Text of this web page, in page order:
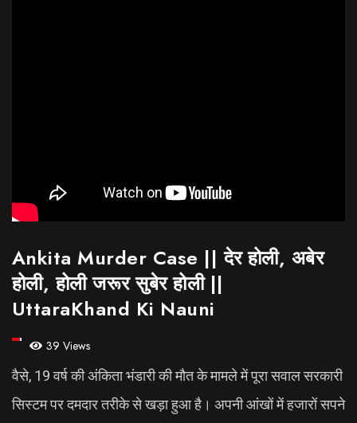
Ankita Murder Case || देर होली, अबेर
होली, होली जरूर सुबेर होली ||
UttaraKhand Ki Nauni
39 Views
वैसे, 19 वर्ष की अंकिता भंडारी की मौत के मामले में पूरा सवाल सरकारी
सिस्टम पर दमदार तरीके से खड़ा हुआ है। अपनी आंखों में हजारों सपने